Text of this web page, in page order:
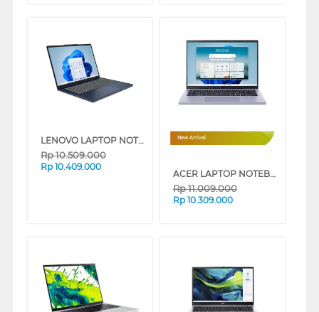
LENOVO LAPTOP NOTEBOOK IDEAPAD SLIM 3 14IRH10 INTEL CORE I5-13420H
Rp10.509.000
Rp 10.409.000
New Arrival
ACER LAPTOP NOTEBOOK ASPIRE GO 14 AG14-72P-56PD INTEL CORE 5-120U
Rp11.009.000
Rp 10.309.000